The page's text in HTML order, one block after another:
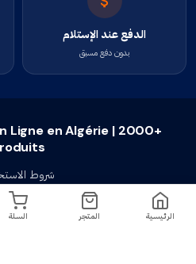
الدفع عند الإستلام
بدون دفع مسبق
Ligne en Algérie | 2000+
شروط
سياسة
سياسة الإستبدال
الرئيسية المتجر السلة